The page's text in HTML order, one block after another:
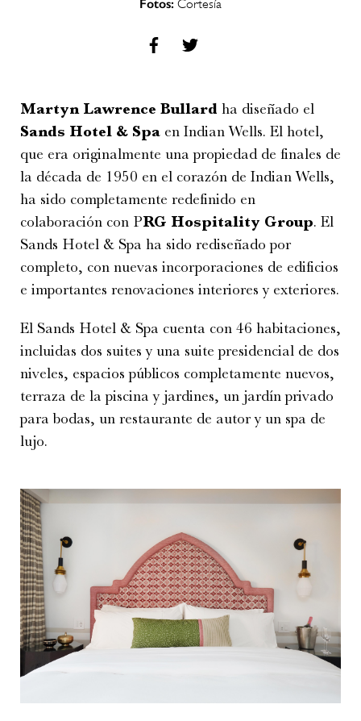
Fotos: Cortesía
Martyn Lawrence Bullard ha diseñado el
Sands Hotel & Spa en Indian Wells. El hotel,
que era originalmente una propiedad de finales de
la década de 1950 en el corazón de Indian Wells,
ha sido completamente redefinido en
colaboración con PRG Hospitality Group. El
Sands Hotel & Spa ha sido rediseñado por
completo, con nuevas incorporaciones de edificios
e importantes renovaciones interiores y exteriores.
El Sands Hotel & Spa cuenta con 46 habitaciones,
incluidas dos suites y una suite presidencial de dos
niveles, espacios públicos completamente nuevos,
terraza de la piscina y jardines, un jardín privado
para bodas, un restaurante de autor y un spa de
lujo.